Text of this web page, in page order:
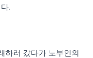
.
하러 갔다가 노부인의